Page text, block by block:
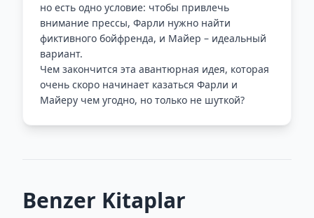
но есть одно условие: чтобы привлечь
внимание прессы, Фарли нужно найти
фиктивного бойфренда, и Майер – идеальный
вариант.
Чем закончится эта авантюрная идея, которая
очень скоро начинает казаться Фарли и
Майеру чем угодно, но только не шуткой?
Benzer Kitaplar